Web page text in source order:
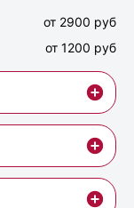
от 2900 руб
от 1200 руб